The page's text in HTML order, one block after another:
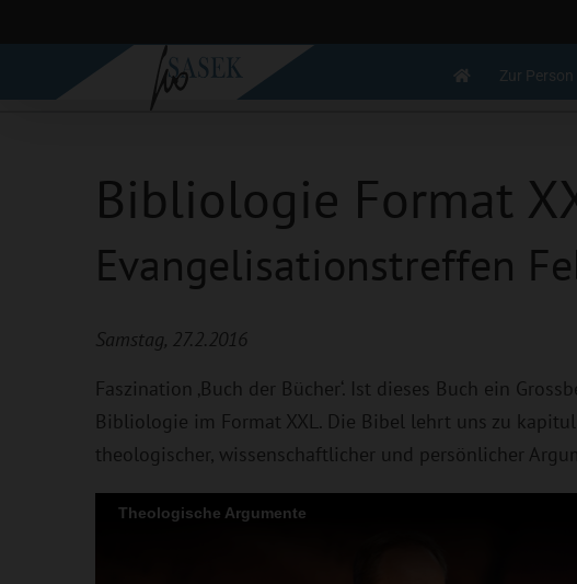
Zur Person
Bibliologie Format
Evangelisationstreffen
Samstag, 27.2.2016
Faszination ‚Buch der Bücher‘. Ist dieses Buch ein
Bibliologie im Format XXL. Die Bibel lehrt uns zu
theologischer, wissenschaftlicher und persönlicher